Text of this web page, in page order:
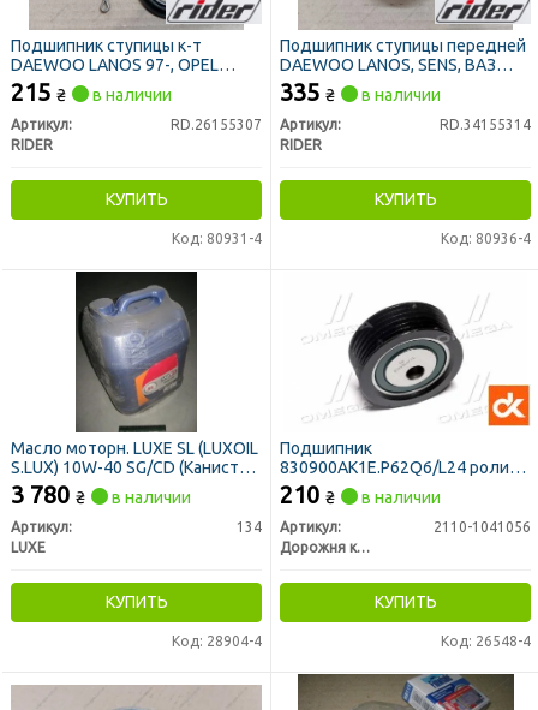
Подшипник ступицы к-т
DAEWOO LANOS 97-, OPEL
VECTRA A задн. (RIDER)
215 ₴ в наличии
Артикул:
RD.26155307
RIDER
КУПИТЬ
Код: 80931-4
Подшипник ступицы передней
DAEWOO LANOS, SENS, ВАЗ
2108-15, ТАВРІЯ, ступ. зад.
Москвич-2141 (R13) (RIDER)
335 ₴ в наличии
Артикул:
RD.34155314
RIDER
КУПИТЬ
Код: 80936-4
Масло моторн. LUXE SL (LUXOIL
S.LUX) 10W-40 SG/CD (Канистра
20л/16,4 кг)
3 780 ₴ в наличии
Артикул:
134
LUXE
КУПИТЬ
Код: 28904-4
Подшипник
830900АК1Е.P62Q6/L24 ролик
натяж. привода генерат. и
компресс. ВАЗ <ДК>
210 ₴ в наличии
Артикул:
2110-1041056
Дорожня карта
КУПИТЬ
Код: 26548-4